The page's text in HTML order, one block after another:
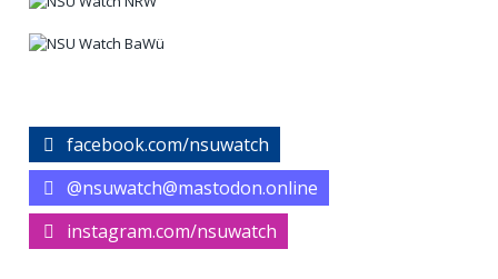
facebook.com/nsuwatch
@nsuwatch@mastodon.online
instagram.com/nsuwatch